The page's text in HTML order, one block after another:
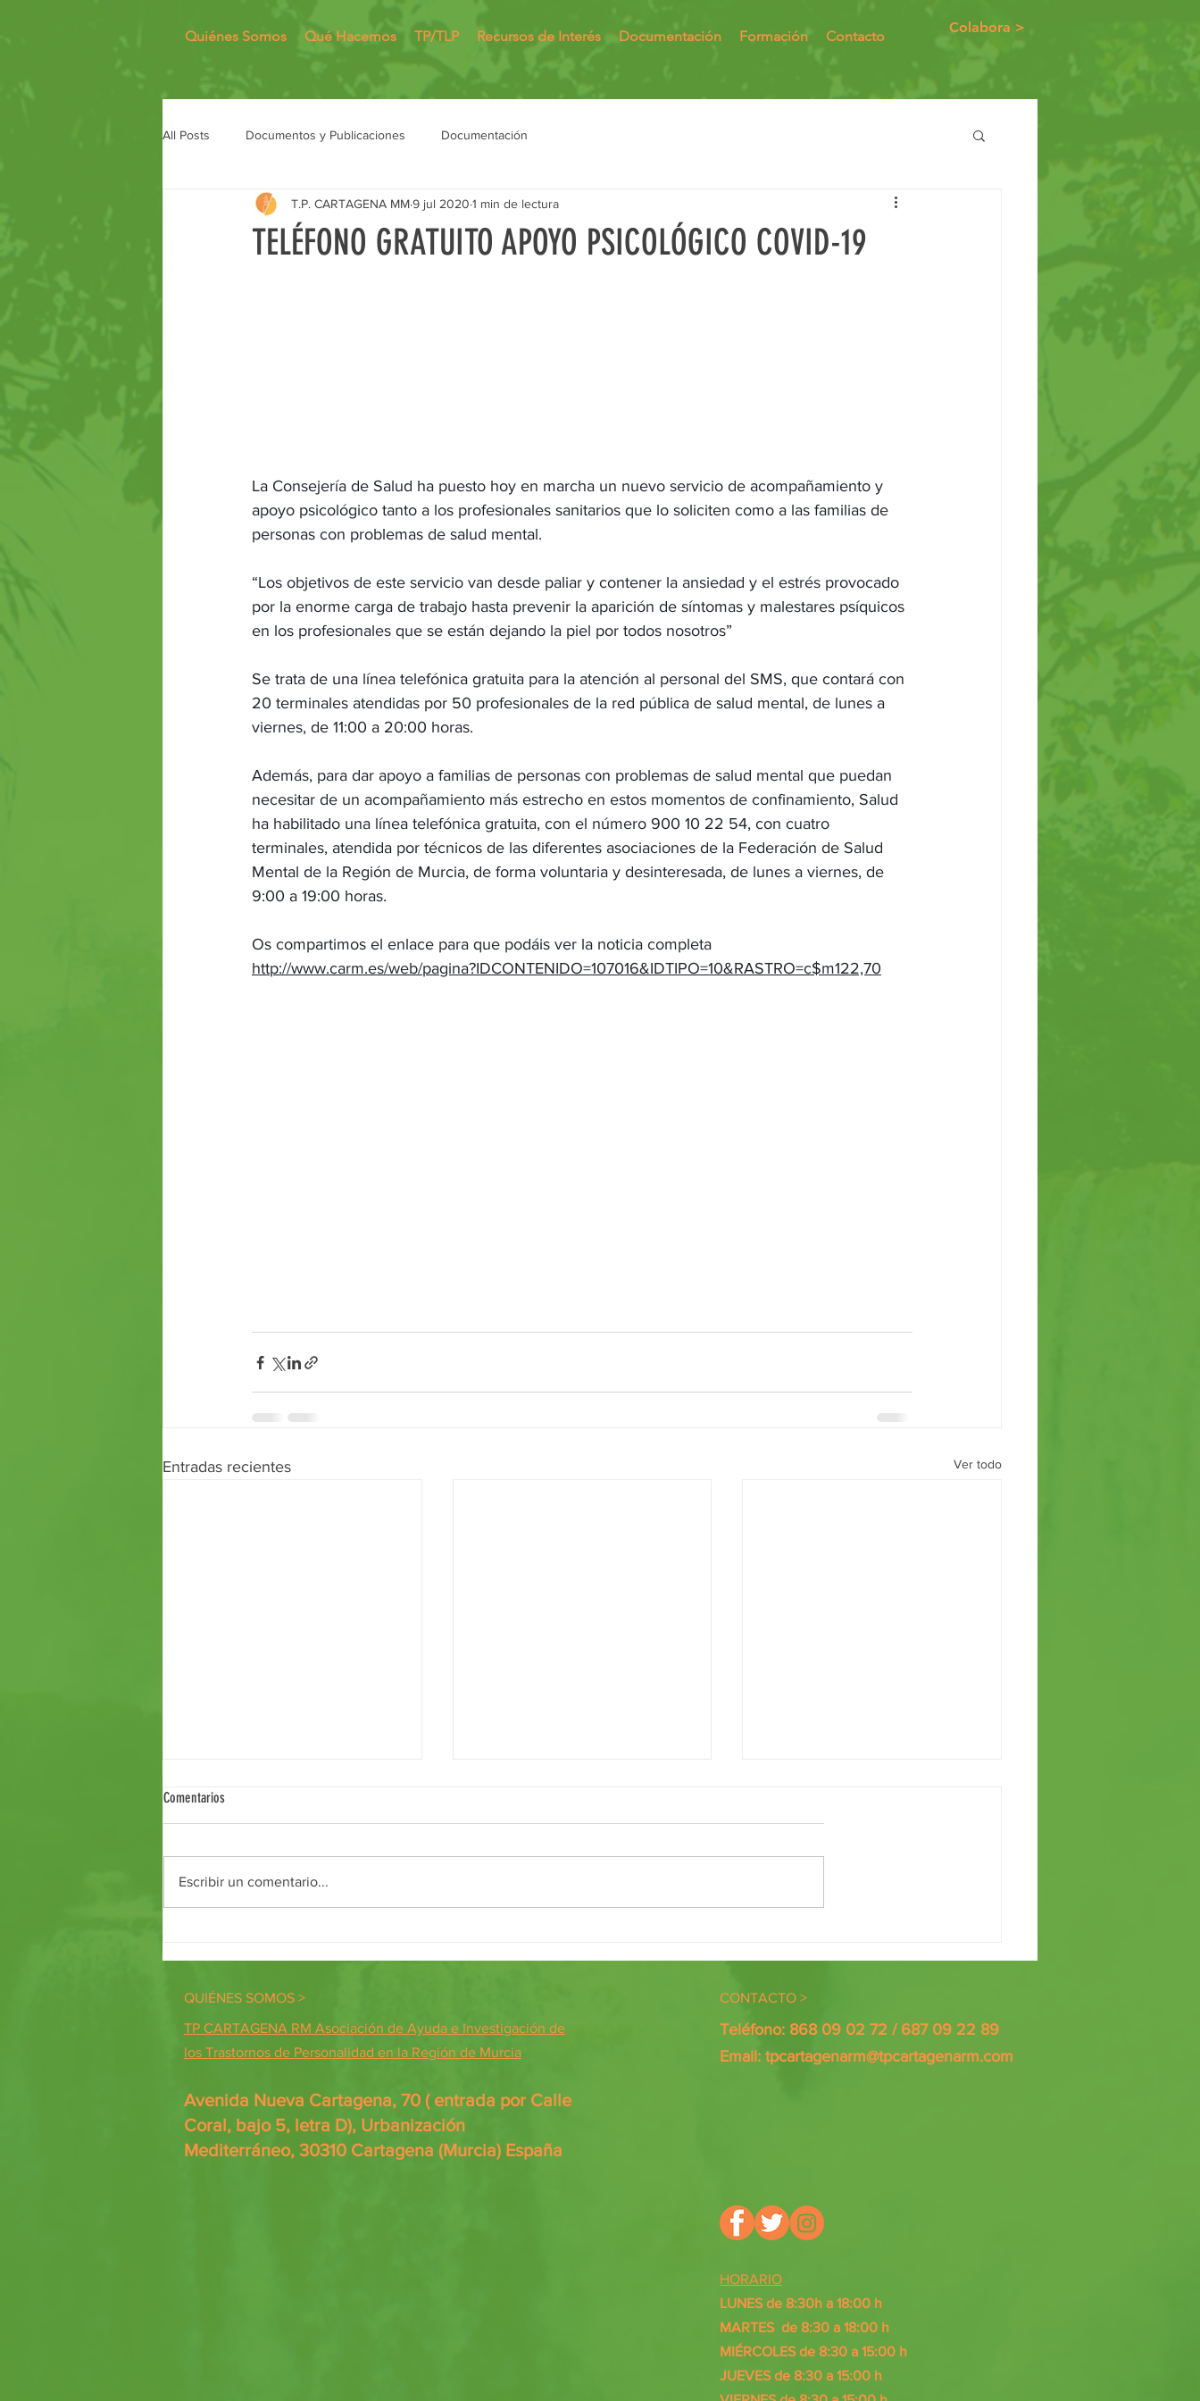
Quiénes Somos Qué Hacemos TP/TLP Recursos de Interés Documentación Formación Contacto
Colabora >
All Posts Documentos y Publicaciones Documentación
TELÉFONO GRATUITO APOYO PSICOLÓGICO COVID-19
T.P. CARTAGENA MM9 jul 2020 1 min de lectura
La Consejería de Salud ha puesto hoy en marcha un nuevo servicio de acompañamiento y
apoyo psicológico tanto a los profesionales sanitarios que lo soliciten como a las familias de
personas con problemas de salud mental.
“Los objetivos de este servicio van desde paliar y contener la ansiedad y el estrés provocado
por la enorme carga de trabajo hasta prevenir la aparición de síntomas y malestares psíquicos
en los profesionales que se están dejando la piel por todos nosotros”
Se trata de una línea telefónica gratuita para la atención al personal del SMS, que contará con
20 terminales atendidas por 50 profesionales de la red pública de salud mental, de lunes a
viernes, de 11:00 a 20:00 horas.
Además, para dar apoyo a familias de personas con problemas de salud mental que puedan
necesitar de un acompañamiento más estrecho en estos momentos de confinamiento, Salud
ha habilitado una línea telefónica gratuita, con el número 900 10 22 54, con cuatro
terminales, atendida por técnicos de las diferentes asociaciones de la Federación de Salud
Mental de la Región de Murcia, de forma voluntaria y desinteresada, de lunes a viernes, de
9:00 a 19:00 horas.
Os compartimos el enlace para que podáis ver la noticia completa
http://www.carm.es/web/pagina?IDCONTENIDO=107016&IDTIPO=10&RASTRO=c$m122,70
Entradas recientes Ver todo
Taller Café y Debate
Comentarios
Escribir un comentario...
QUIÉNES SOMOS >
TP CARTAGENA RM Asociación de Ayuda e Investigación de
los Trastornos de Personalidad en la Región de Murcia
Avenida Nueva Cartagena, 70 ( entrada por Calle
Coral, bajo 5, letra D), Urbanización
Mediterráneo, 30310 Cartagena (Murcia) España
CONTACTO >
Teléfono: 868 09 02 72 / 687 09 22 89
Email: tpcartagenarm@tpcartagenarm.com
HORARIO
LUNES de 8:30h a 18:00 h
MARTES de 8:30 a 18:00 h
MIÉRCOLES de 8:30 a 15:00 h
JUEVES de 8:30 a 15:00 h